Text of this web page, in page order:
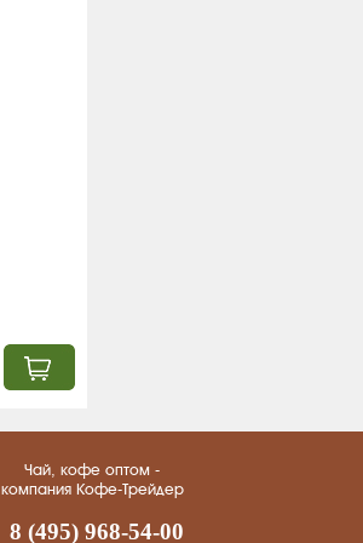
Чай, кофе оптом -
компания Кофе-Трейдер
8 (495) 968-54-00